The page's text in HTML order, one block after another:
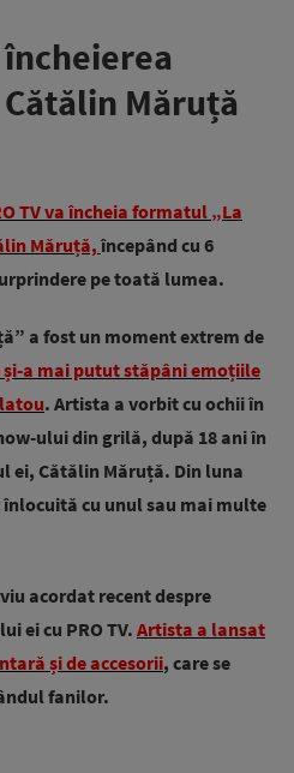
Măruță
TV va încheia formatul „La
Măruță, începând cu 6
pe toată lumea.
a fost un moment extrem de
și-a mai putut stăpâni emoțiile
. Artista a vorbit cu ochii în
ului din grilă, după 18 ani în
ei, Cătălin Măruță. Din luna
cu unul sau mai multe
acordat recent despre
ei cu PRO TV. Artista a lansat
și de accesorii, care se
fanilor.